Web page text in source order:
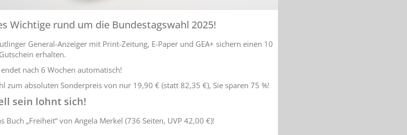
Wichtige rund um die Bundestagswahl 2025!
General-Anzeiger mit Print-Zeitung, E-Paper und GEA+ sichern einen 10
erhalten.
nach 6 Wochen automatisch!
zum absoluten Sonderpreis von nur 19,90 € (statt 82,35 €), Sie sparen 75 %!
sein lohnt sich!
„Freiheit“ von Angela Merkel (736 Seiten, UVP 42,00 €)!